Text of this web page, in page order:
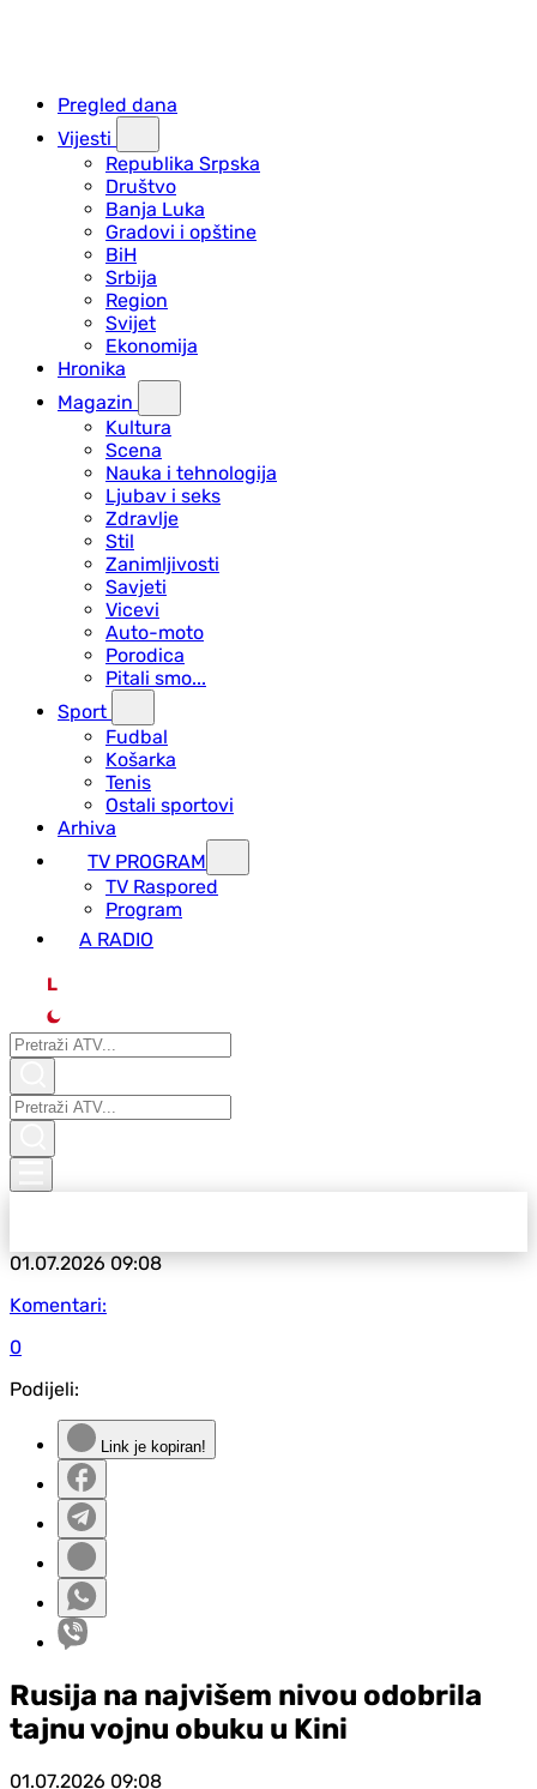
Pregled dana
Vijesti
Republika Srpska
Društvo
Banja Luka
Gradovi i opštine
BiH
Srbija
Region
Svijet
Ekonomija
Hronika
Magazin
Kultura
Scena
Nauka i tehnologija
Ljubav i seks
Zdravlje
Stil
Zanimljivosti
Savjeti
Vicevi
Auto-moto
Porodica
Pitali smo...
Sport
Fudbal
Košarka
Tenis
Ostali sportovi
Arhiva
TV PROGRAM
ТV Raspored
Program
A RADIO
L
01.07.202609:08
Komentari:
0
Podijeli:
Link je kopiran!
Rusija na najvišem nivou odobrila
tajnu vojnu obuku u Kini
01.07.2026 09:08